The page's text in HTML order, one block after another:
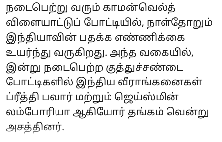
நடைபெற்று வரும் காமன்வெல்த்
விளையாட்டுப் போட்டியில், நாள்தோறும்
இந்தியாவின் பதக்க எண்ணிக்கை
உயர்ந்து வருகிறது. அந்த வகையில்,
இன்று நடைபெற்ற குத்துச்சண்டை
போட்டிகளில் இந்திய வீராங்கனைகள்
ப்ரீத்தி பவார் மற்றும் ஜெய்ஸ்மின்
லம்போரியா ஆகியோர் தங்கம் வென்று
அசத்தினர்.